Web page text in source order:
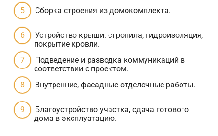
Сборка строения из домокомплекта.
Устройство крыши: стропила, гидроизоляция,
покрытие кровли.
Подведение и разводка коммуникаций в
соответствии с проектом.
Внутренние, фасадные отделочные работы.
Благоустройство участка, сдача готового
дома в эксплуатацию.